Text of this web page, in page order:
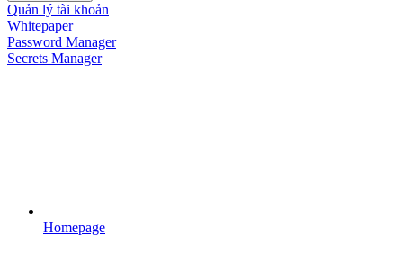
Quản lý tài khoản
Whitepaper
Password Manager
Secrets Manager
Homepage